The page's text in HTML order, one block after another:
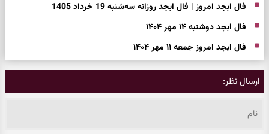
فال ابجد امروز | فال ابجد روزانه سه‌شنبه 19 خرداد 1405
فال ابجد دوشنبه ۱۴ مهر ۱۴۰۴
فال ابجد امروز جمعه ۱۱ مهر ۱۴۰۴
ارسال نظر: